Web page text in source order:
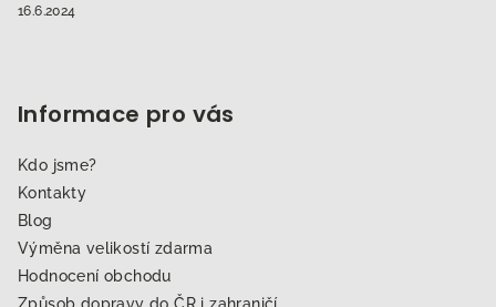
16.6.2024
Informace pro vás
Kdo jsme?
Kontakty
Blog
Výměna velikostí zdarma
Hodnocení obchodu
Způsob dopravy do ČR i zahraničí